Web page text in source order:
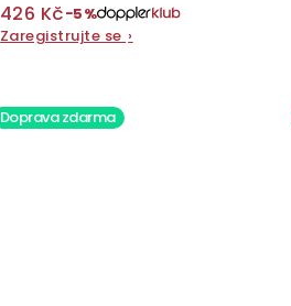
426 Kč−5%
Zaregistrujte se ›
Doprava zdarma